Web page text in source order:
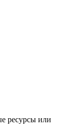
все Готово
ресурсы или